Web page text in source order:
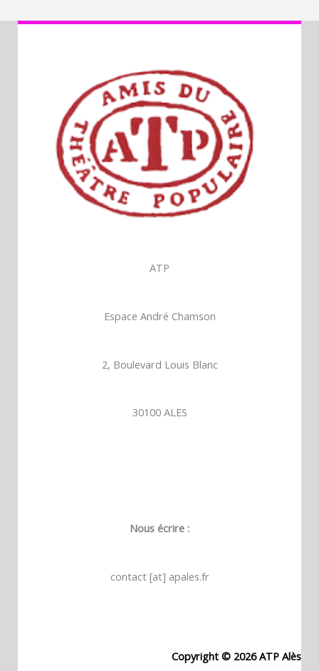
ATP
Espace André Chamson
2, Boulevard Louis Blanc
30100 ALES
Nous écrire :
contact [at] apales.fr
Copyright © 2026 ATP Alès